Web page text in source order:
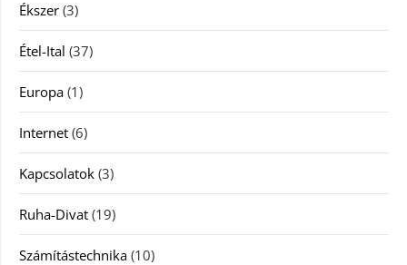
Ékszer (3)
Étel-Ital (37)
Europa (1)
Internet (6)
Kapcsolatok (3)
Ruha-Divat (19)
Számítástechnika (10)